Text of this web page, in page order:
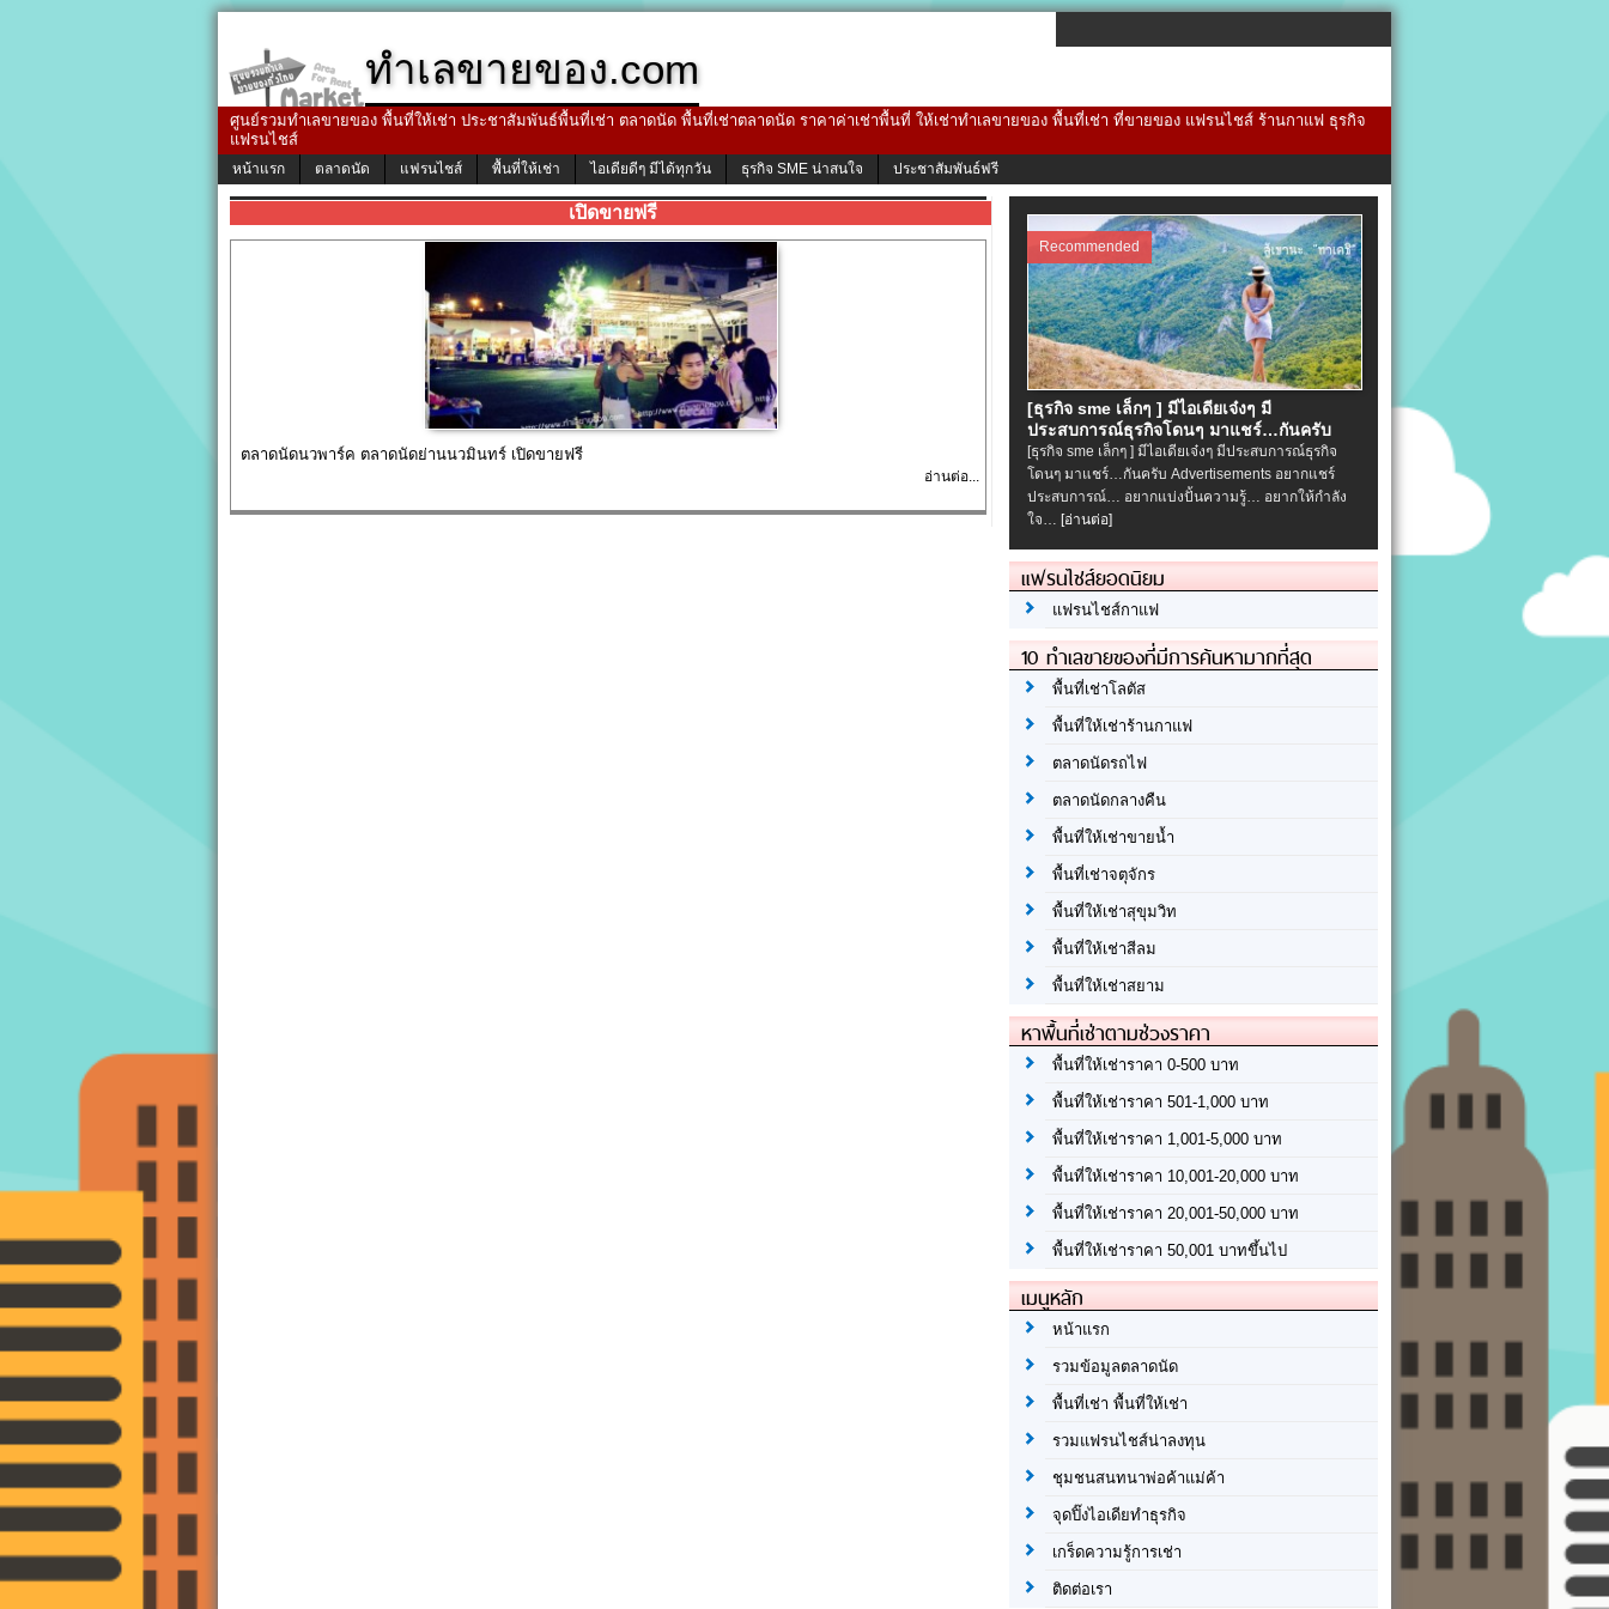
ทำเลขายของ.com
ศูนย์รวมทำเลขายของ พื้นที่ให้เช่า ประชาสัมพันธ์พื้นที่เช่า ตลาดนัด พื้นที่เช่าตลาดนัด ราคาค่าเช่าพื้นที่ ให้เช่าทำเลขายของ พื้นที่เช่า ที่ขายของ แฟรนไชส์ ร้านกาแฟ ธุรกิจ
แฟรนไชส์
หน้าแรก ตลาดนัด แฟรนไชส์ พื้นที่ให้เช่า ไอเดียดีๆ มีได้ทุกวัน ธุรกิจ SME น่าสนใจ ประชาสัมพันธ์ฟรี
เปิดขายฟรี
ตลาดนัดนวพาร์ค ตลาดนัดย่านนวมินทร์ เปิดขายฟรี
อ่านต่อ...
Recommended
[ธุรกิจ sme เล็กๆ ] มีไอเดียเจ๋งๆ มี
ประสบการณ์ธุรกิจโดนๆ มาแชร์…กันครับ
[ธุรกิจ sme เล็กๆ ] มีไอเดียเจ๋งๆ มีประสบการณ์ธุรกิจ
โดนๆ มาแชร์…กันครับ Advertisements อยากแชร์
ประสบการณ์… อยากแบ่งปั้นความรู้… อยากให้กำลัง
ใจ… [อ่านต่อ]
แฟรนไชส์ยอดนิยม
แฟรนไชส์กาแฟ
10 ทำเลขายของที่มีการค้นหามากที่สุด
พื้นที่เช่าโลตัส
พื้นที่ให้เช่าร้านกาแฟ
ตลาดนัดรถไฟ
ตลาดนัดกลางคืน
พื้นที่ให้เช่าขายน้ำ
พื้นที่เช่าจตุจักร
พื้นที่ให้เช่าสุขุมวิท
พื้นที่ให้เช่าสีลม
พื้นที่ให้เช่าสยาม
หาพื้นที่เช่าตามช่วงราคา
พื้นที่ให้เช่าราคา 0-500 บาท
พื้นที่ให้เช่าราคา 501-1,000 บาท
พื้นที่ให้เช่าราคา 1,001-5,000 บาท
พื้นที่ให้เช่าราคา 10,001-20,000 บาท
พื้นที่ให้เช่าราคา 20,001-50,000 บาท
พื้นที่ให้เช่าราคา 50,001 บาทขึ้นไป
เมนูหลัก
หน้าแรก
รวมข้อมูลตลาดนัด
พื้นที่เช่า พื้นที่ให้เช่า
รวมแฟรนไชส์น่าลงทุน
ชุมชนสนทนาพ่อค้าแม่ค้า
จุดปิ๊งไอเดียทำธุรกิจ
เกร็ดความรู้การเช่า
ติดต่อเรา